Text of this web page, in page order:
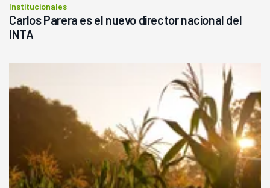
Institucionales
Carlos Parera es el nuevo director nacional del
INTA